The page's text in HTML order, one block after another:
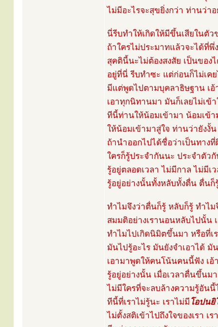
ไม่มีอะไรจะสุขยิ่งกว่า ท่านว่า
นี่รีบทำให้เกิดให้มีขึ้นเสียในตัว
ถ้าใครไม่ประมาทแล้วจะได้ที่
สุคตินี้นะไม่ต้องสงสัย เป็นของ
อยู่ที่นี่ รีบทำซะ แต่ก่อนก็ไม่เค
มีแต่พูดไปตามบุคลาธิษฐาน เอ้
เอาทุกนิทานมา มันก็เลยไม่เข้า
ทีนี้ท่านให้น้อมเข้ามา น้อมเข้า
ให้น้อมเข้ามาสู่ใจ ท่านว่ายังงั้
ถ้านำออกไปได้ชื่อว่าเป็นทาง
ใครก็รู้ประจำกันนะ ประจำตัว
รู้อยู่ตลอดเวลา ไม่มีกาล ไม่มีเ
รู้อยู่อย่างนั้นทั้งหลับทั้งตื่น ตื่นก็
ทำไมจึงว่าตื่นก็รู้ หลับก็รู้ ทำไ
สมมติอย่างเรานอนหลับไปนั้น
ทำไมไปเกิดนิมิตขึ้นมา หรือที่เ
มันไปรู้อะไร มันยังจำเอาได้
เอามาพูดให้คนโน้นคนนี้ฟัง เอ้
รู้อยู่อย่างนั้น เมื่อเวลาตื่นขึ้นม
ไม่มีใครที่จะลบล้างความรู้อันนี้
ทีนี้ที่เราไม่รู้นะ เราไม่มี โอปนยิ
ไม่ตั้งสติเข้าไปถึงใจของเรา